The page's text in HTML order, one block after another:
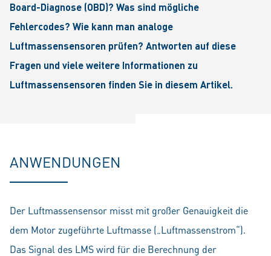
Board-Diagnose (OBD)? Was sind mögliche
Fehlercodes? Wie kann man analoge
Luftmassensensoren prüfen? Antworten auf diese
Fragen und viele weitere Informationen zu
Luftmassensensoren finden Sie in diesem Artikel.
ANWENDUNGEN
Der Luftmassensensor misst mit großer Genauigkeit die
dem Motor zugeführte Luftmasse („Luftmassenstrom“).
Das Signal des LMS wird für die Berechnung der